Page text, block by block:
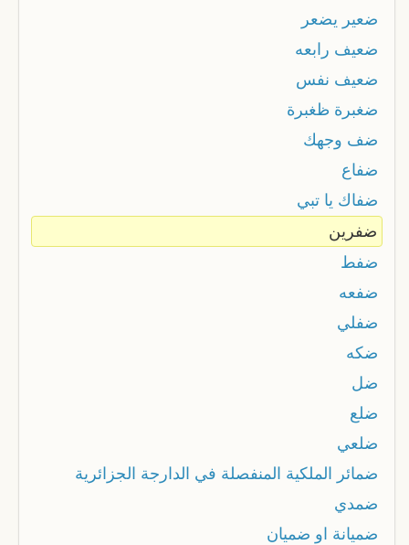
ضعير يضعر
ضعيف رابعه
ضعيف نفس
ضغبرة ظغبرة
ضف وجهك
ضفاع
ضفاك يا تبي
ضفرين
ضفط
ضفعه
ضفلي
ضكه
ضل
ضلع
ضلعي
ضمائر الملكية المنفصلة في الدارجة الجزائرية
ضمدي
ضميانة او ضميان